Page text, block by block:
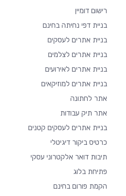
רישום דומיין
בניית דפי נחיתה בחינם
בניית אתרים לעסקים
בניית אתרים לצלמים
בניית אתרים לאירועים
בניית אתרים למוזיקאים
אתר לחתונה
אתר תיק עבודות
בניית אתרים לעסקים קטנים
כרטיס ביקור דיגיטלי
תיבות דואר אלקטרוני עסקי
פתיחת בלוג
הקמת פורום בחינם